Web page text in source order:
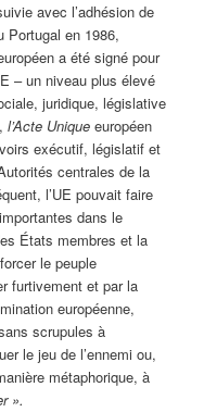
avec l’adhésion de
Portugal en 1986,
a été signé pour
– un niveau plus élevé
juridique, législative
l’Acte Unique européen
exécutif, législatif et
centrales de la
l’UE pouvait faire
dans le
États membres et la
le peuple
furtivement et par la
européenne,
scrupules à
le jeu de l’ennemi ou,
métaphorique, à
».